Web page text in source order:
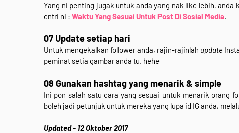
Yang ni penting jugak untuk anda yang nak like lebih,
entri ni : Waktu Yang Sesuai Untuk Post Di Sosial Media.
07 Update setiap hari
Untuk mengekalkan follower anda, rajin-rajinlah update
peminat setia gambar anda tu. hehe
08 Gunakan hashtag yang menarik & simple
Ini pon salah satu cara yang sesuai untuk menarik orang
boleh jadi petunjuk untuk mereka yang lupa id IG anda,
Updated - 12 Oktober 2017